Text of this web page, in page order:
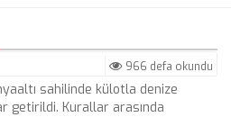
966 defa okundu
sahilinde külotla denize
getirildi. Kurallar arasında